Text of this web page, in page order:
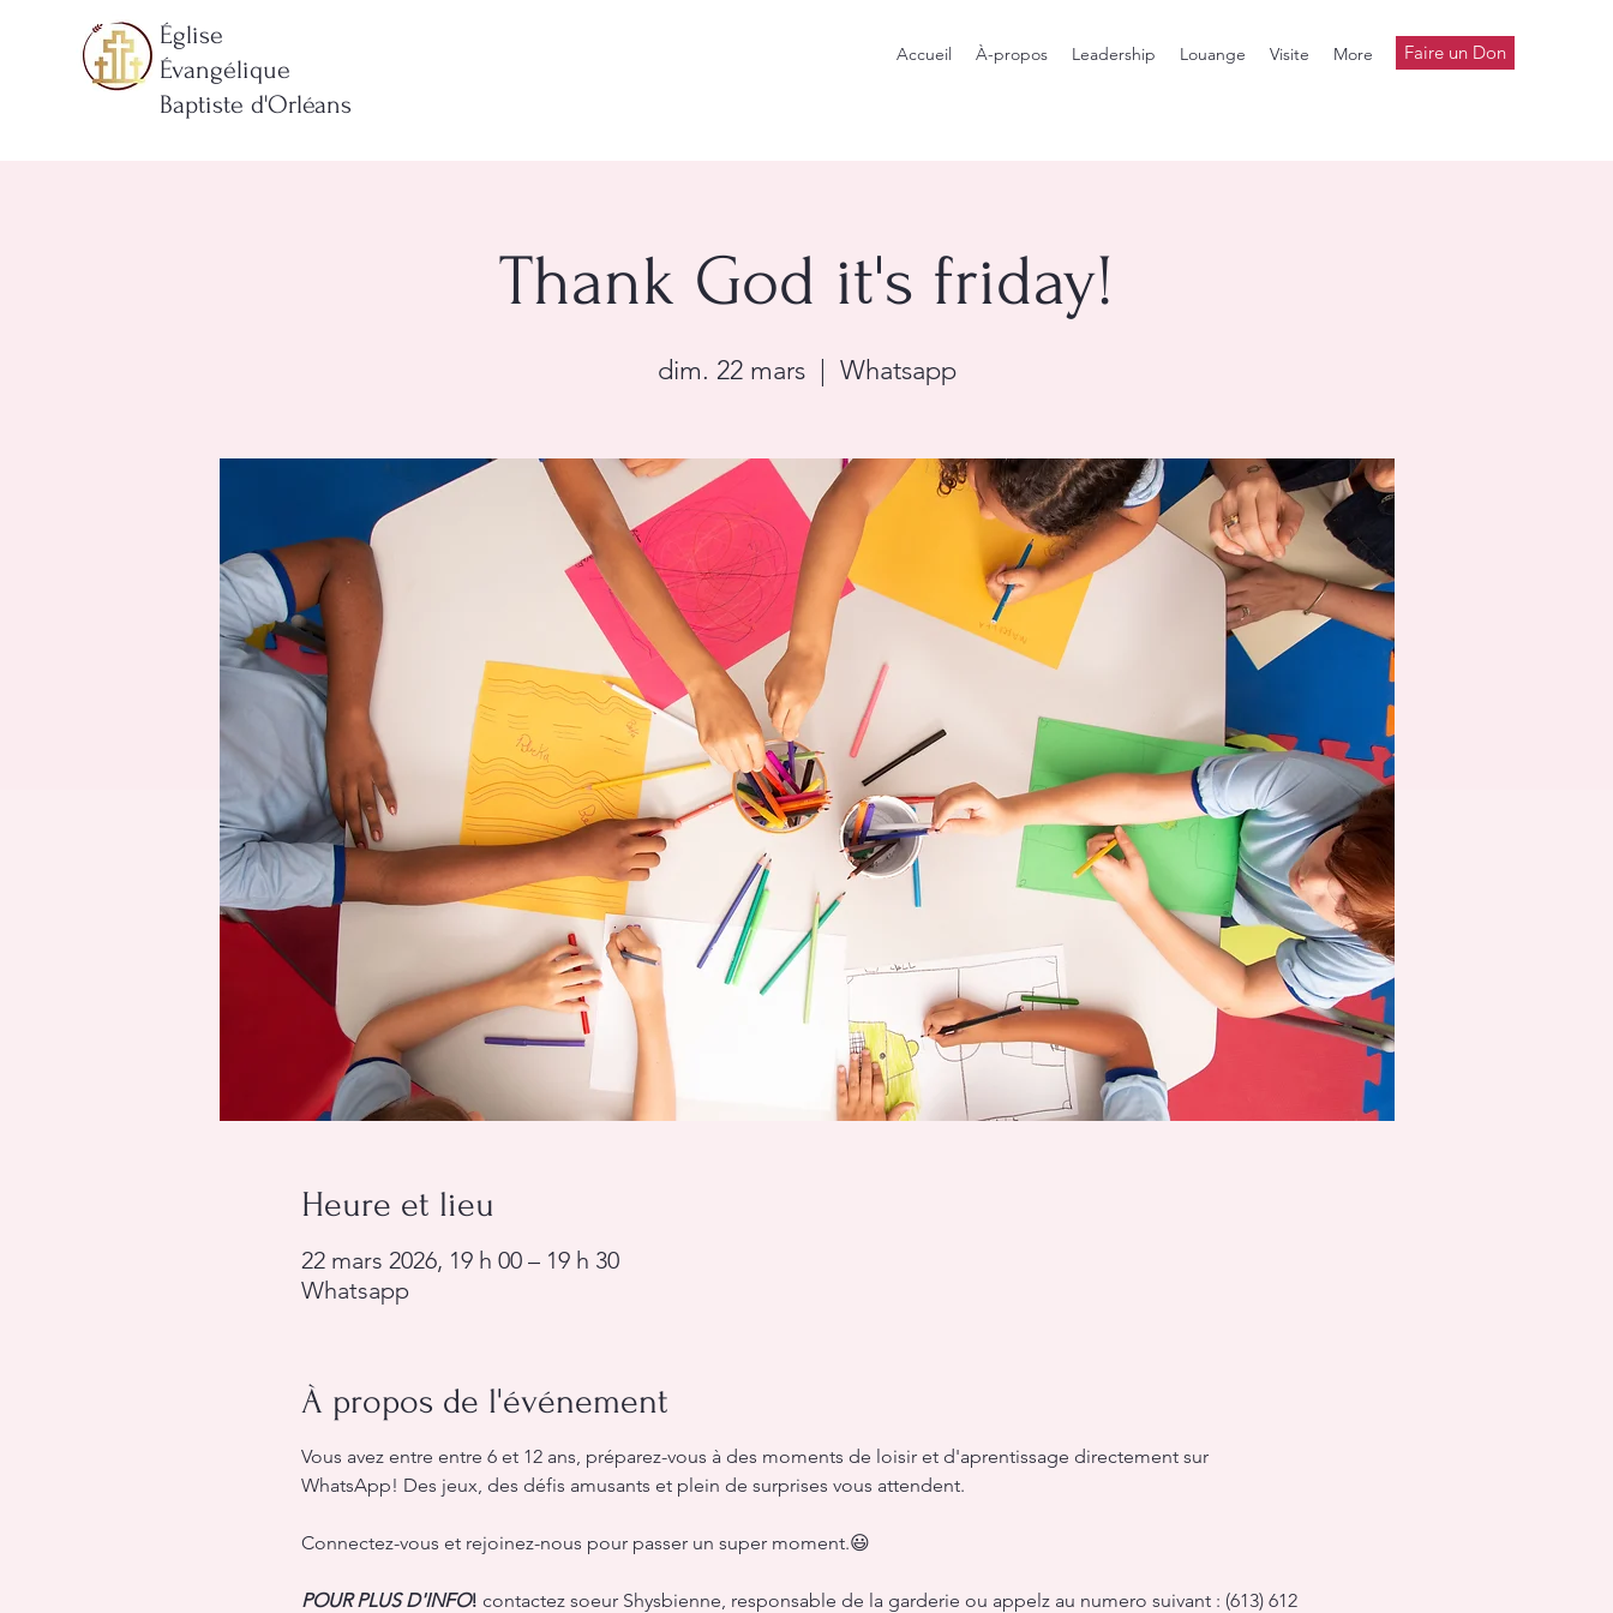
Église
Évangélique
Baptiste d'Orléans
Accueil À-propos Leadership Louange Visite More Faire un Don
Thank God it's friday!
dim. 22 mars
  |
Whatsapp
Heure et lieu
22 mars 2026, 19 h 00 – 19 h 30
Whatsapp
À propos de l'événement
Vous avez entre entre 6 et 12 ans, préparez-vous à des moments de loisir et d'aprentissage directement sur
WhatsApp! Des jeux, des défis amusants et plein de surprises vous attendent.
Connectez-vous et rejoinez-nous pour passer un super moment.😃
POUR PLUS D'INFO! contactez soeur Shysbienne, responsable de la garderie ou appelz au numero suivant : (613) 612